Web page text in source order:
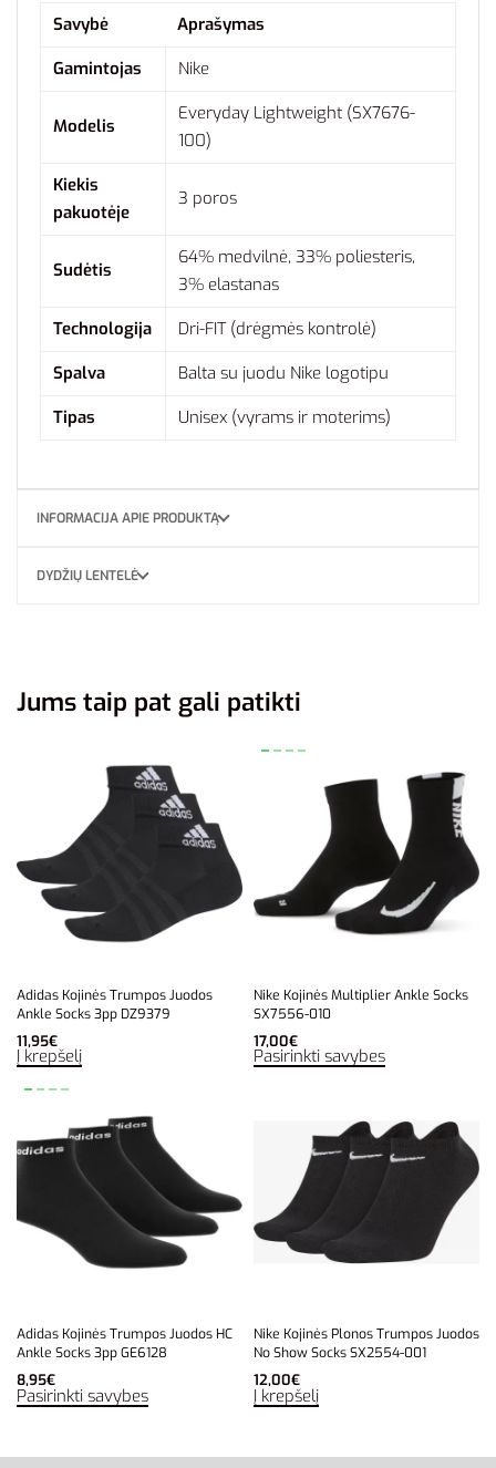
Savybė
Aprašymas
Gamintojas
Nike
Modelis
Everyday Lightweight (SX7676-
100)
Kiekis
pakuotėje
3 poros
Sudėtis
64% medvilnė, 33% poliesteris,
3% elastanas
Technologija
Dri-FIT (drėgmės kontrolė)
Spalva
Balta su juodu Nike logotipu
Tipas
Unisex (vyrams ir moterims)
INFORMACIJA APIE PRODUKTĄ
DYDŽIŲ LENTELĖ
Jums taip pat gali patikti
Adidas Kojinės Trumpos Juodos
Ankle Socks 3pp DZ9379
11,95€
Į krepšelį
Nike Kojinės Multiplier Ankle Socks
SX7556-010
17,00€
Pasirinkti savybes
Adidas Kojinės Trumpos Juodos HC
Ankle Socks 3pp GE6128
8,95€
Pasirinkti savybes
Nike Kojinės Plonos Trumpos Juodos
No Show Socks SX2554-001
12,00€
Į krepšelį